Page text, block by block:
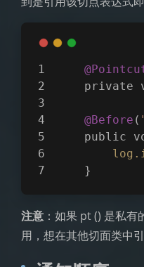
private
@Before (
public
log
    }
注意 ：如果 pt () 是私
用，想在其他切面类中